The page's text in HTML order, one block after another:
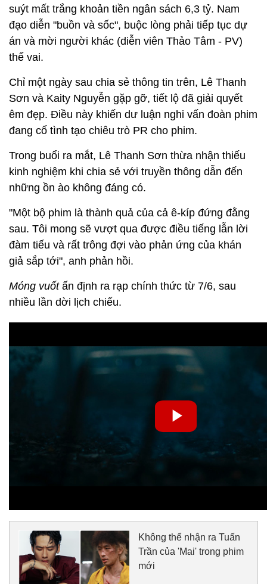
suýt mất trắng khoản tiền ngân sách 6,3 tỷ. Nam
đạo diễn "buồn và sốc", buộc lòng phải tiếp tục dự
án và mời người khác (diễn viên Thảo Tâm - PV)
thế vai.
Chỉ một ngày sau chia sẻ thông tin trên, Lê Thanh
Sơn và Kaity Nguyễn gặp gỡ, tiết lộ đã giải quyết
êm đẹp. Điều này khiến dư luận nghi vấn đoàn phim
đang cố tình tạo chiêu trò PR cho phim.
Trong buổi ra mắt, Lê Thanh Sơn thừa nhận thiếu
kinh nghiệm khi chia sẻ với truyền thông dẫn đến
những ồn ào không đáng có.
"Một bộ phim là thành quả của cả ê-kíp đứng đằng
sau. Tôi mong sẽ vượt qua được điều tiếng lẫn lời
đàm tiếu và rất trông đợi vào phản ứng của khán
giả sắp tới", anh phản hồi.
Móng vuốt ấn định ra rạp chính thức từ 7/6, sau
nhiều lần dời lịch chiếu.
Không thể nhận ra Tuấn
Trần của 'Mai' trong phim
mới